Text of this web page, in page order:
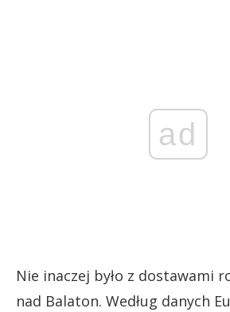
ad
Nie inaczej było z dostawami
nad Balaton. Według danych